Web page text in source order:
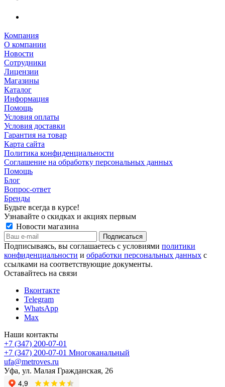
Компания
О компании
Новости
Сотрудники
Лицензии
Магазины
Каталог
Информация
Помощь
Условия оплаты
Условия доставки
Гарантия на товар
Карта сайта
Политика конфиденциальности
Соглашение на обработку персональных данных
Помощь
Блог
Вопрос-ответ
Бренды
Будьте всегда в курсе!
Узнавайте о скидках и акциях первым
Новости магазина
Подписываясь, вы соглашаетесь с условиями политики
конфиденциальности и обработки персональных данных с
ссылками на соответствующие документы.
Оставайтесь на связи
Вконтакте
Telegram
WhatsApp
Max
Наши контакты
+7 (347) 200-07-01
+7 (347) 200-07-01 Многоканальный
ufa@metroves.ru
Уфа, ул. Малая Гражданская, 26